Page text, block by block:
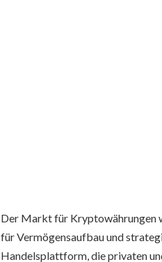
Der Markt für Kryptowährungen
für Vermögensaufbau und
Handelsplattform, die privaten